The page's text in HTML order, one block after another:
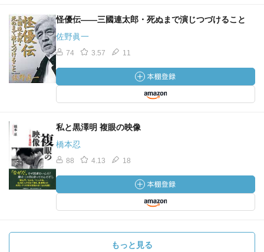
怪優伝――三國連太郎・死ぬまで演じつづけること
佐野眞一
74 3.57 11
私と黒澤明 複眼の映像
橋本忍
88 4.13 18
もっと見る